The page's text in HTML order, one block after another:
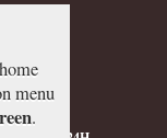
menu
.